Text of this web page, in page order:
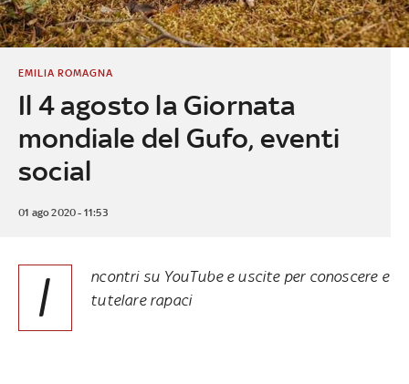
Il 4 agosto la Giornata
mondiale del Gufo, eventi
social
EMILIA ROMAGNA
01 ago 2020 - 11:53
I
ncontri su YouTube e uscite per conoscere e
tutelare rapaci